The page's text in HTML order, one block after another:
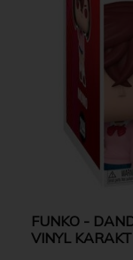
FUNKO -
VINYL